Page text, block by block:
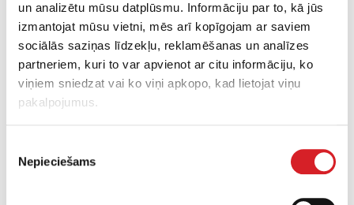
un analizētu mūsu datplūsmu. Informāciju par to, kā jūs
izmantojat mūsu vietni, mēs arī kopīgojam ar saviem
sociālās saziņas līdzekļu, reklamēšanas un analīzes
partneriem, kuri to var apvienot ar citu informāciju, ko
viņiem sniedzat vai ko viņi apkopo, kad lietojat viņu
pakalpojumus.
izvēle
Nepieciešams
Sablīvēšanas jauda: 52 kN
Degvielas tips: Dīzelis